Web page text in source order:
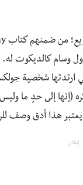
وسام كالديكوت له.
إلى حدٍ ما وليس
هذا أدق وصف
إعلان